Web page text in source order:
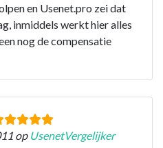
en Usenet.pro zei dat
inmiddels werkt hier alles
nog de compensatie
op UsenetVergelijker